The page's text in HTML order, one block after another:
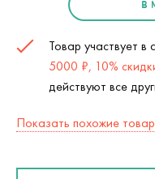
В
Товар участвует в
5000 ₽, 10%
действуют все
Показать похожие